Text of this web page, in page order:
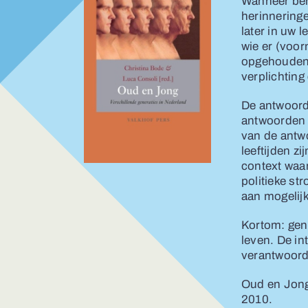
later in uw
wie er
verplichting
De
van de
leeftijden
context
politieke
aan
Kortom:
leven. De
Oud en
2010.